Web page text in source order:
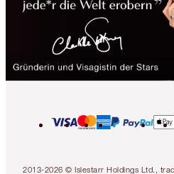
2013-2026 © Islestarr Holdings Ltd.,